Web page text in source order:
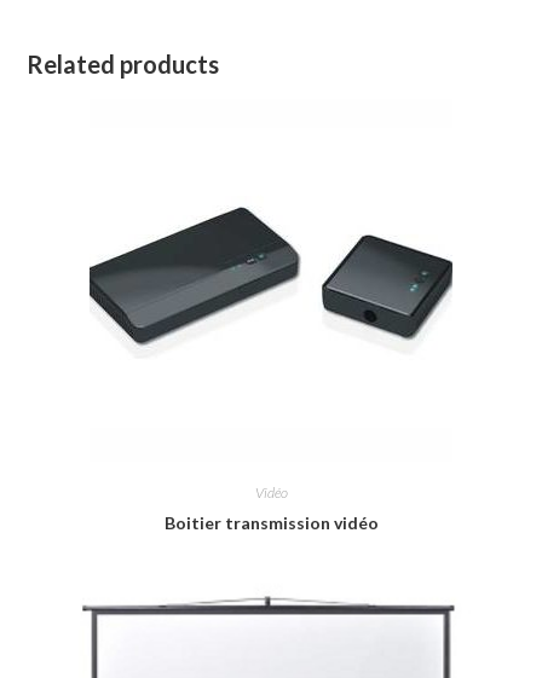
Related products
Vidéo
Boitier transmission vidéo